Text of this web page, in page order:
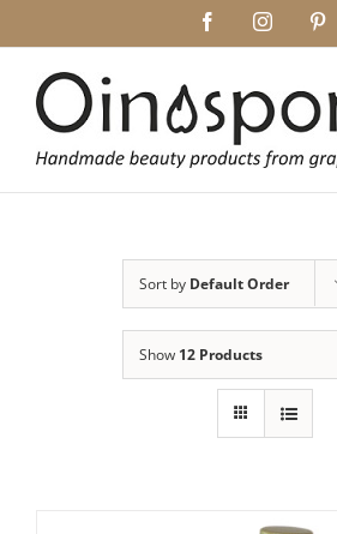
to
content
FacebookInstagram
Sort by Default Order
Show 12 Products